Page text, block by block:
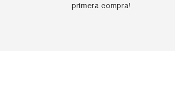
primera compra!